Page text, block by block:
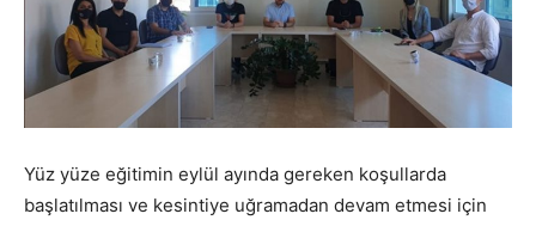
Yüz yüze eğitimin eylül ayında gereken koşullarda
başlatılması ve kesintiye uğramadan devam etmesi için